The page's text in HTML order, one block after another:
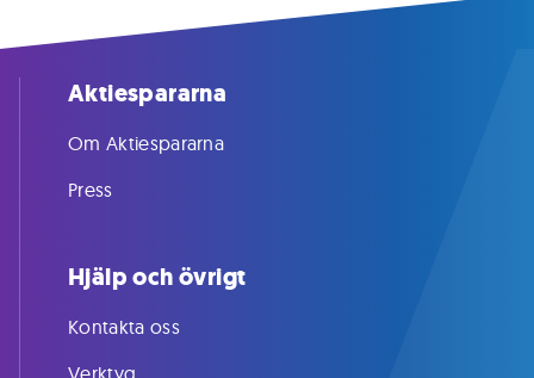
Aktiespararna
Om Aktiespararna
Press
Hjälp och övrigt
Kontakta oss
Verktyg